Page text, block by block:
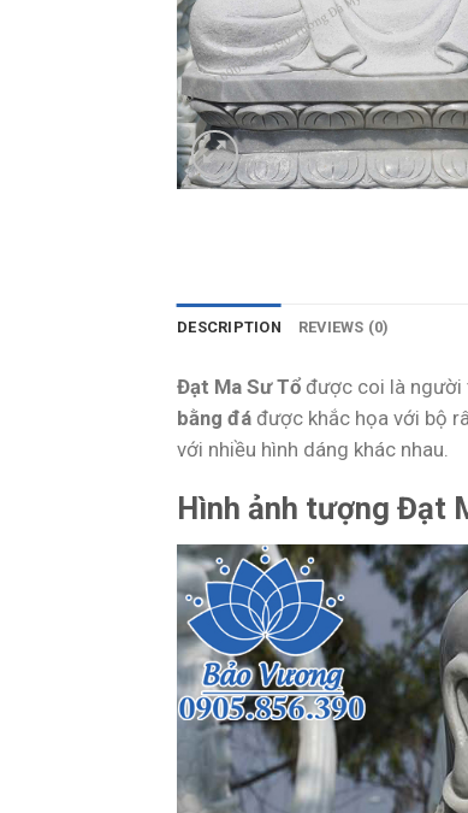
DESCRIPTION REVIEWS (0)
Đạt Ma Sư Tổ được coi là người
bằng đá được khắc họa với bộ
với nhiều hình dáng khác nhau.
Hình ảnh tượng Đạt